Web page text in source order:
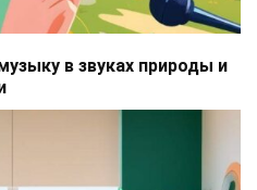
в звуках природы и